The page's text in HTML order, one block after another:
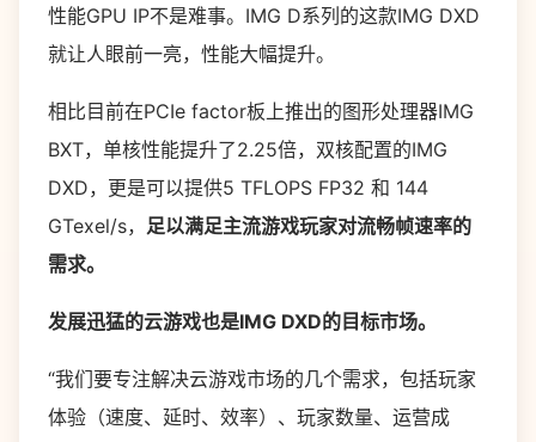
性能GPU IP不是难事。IMG D系列的这款IMG DXD
就让人眼前一亮，性能大幅提升。
相比目前在PCIe factor板上推出的图形处理器IMG
BXT，单核性能提升了2.25倍，双核配置的IMG
DXD，更是可以提供5 TFLOPS FP32 和 144
GTexel/s， 足以满足主流游戏玩家对流畅帧速率的
需求。
发展迅猛的云游戏也是IMG DXD的目标市场。
“我们要专注解决云游戏市场的几个需求，包括玩家
体验（速度、延时、效率）、玩家数量、运营成